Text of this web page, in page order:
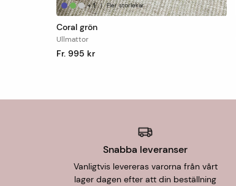
+1 | Fler storlekar
Coral grön
Ullmattor
Fr. 995 kr
Snabba leveranser
Vanligtvis levereras varorna från vårt
lager dagen efter att din beställning